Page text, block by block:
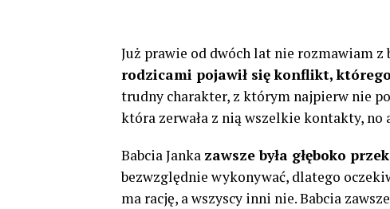
Już prawie od dwóch lat nie rozmawiam z
rodzicami pojawił się konflikt,
trudny charakter, z którym najpierw nie
która zerwała z nią wszelkie kontakty, no
Babcia Janka zawsze była głęboko
bezwzględnie wykonywać, dlatego
ma rację, a wszyscy inni nie. Babcia